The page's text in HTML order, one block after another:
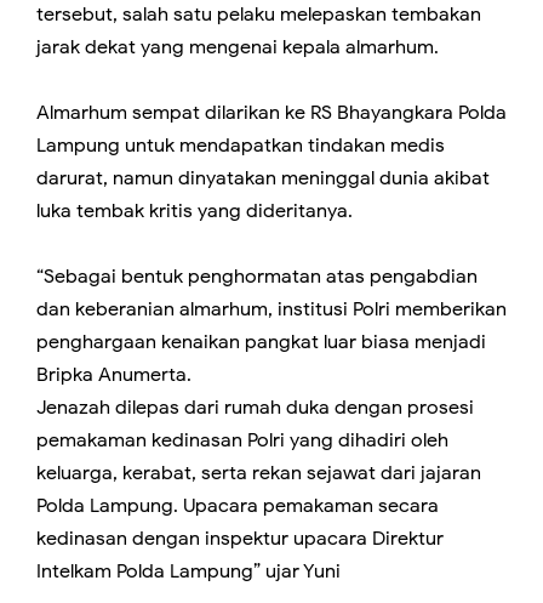
tersebut, salah satu pelaku melepaskan tembakan
jarak dekat yang mengenai kepala almarhum.
Almarhum sempat dilarikan ke RS Bhayangkara Polda
Lampung untuk mendapatkan tindakan medis
darurat, namun dinyatakan meninggal dunia akibat
luka tembak kritis yang dideritanya.
“Sebagai bentuk penghormatan atas pengabdian
dan keberanian almarhum, institusi Polri memberikan
penghargaan kenaikan pangkat luar biasa menjadi
Bripka Anumerta.
Jenazah dilepas dari rumah duka dengan prosesi
pemakaman kedinasan Polri yang dihadiri oleh
keluarga, kerabat, serta rekan sejawat dari jajaran
Polda Lampung. Upacara pemakaman secara
kedinasan dengan inspektur upacara Direktur
Intelkam Polda Lampung” ujar Yuni